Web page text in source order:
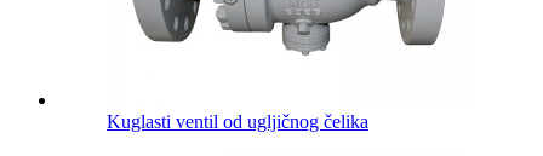
Kuglasti ventil od ugljičnog čelika